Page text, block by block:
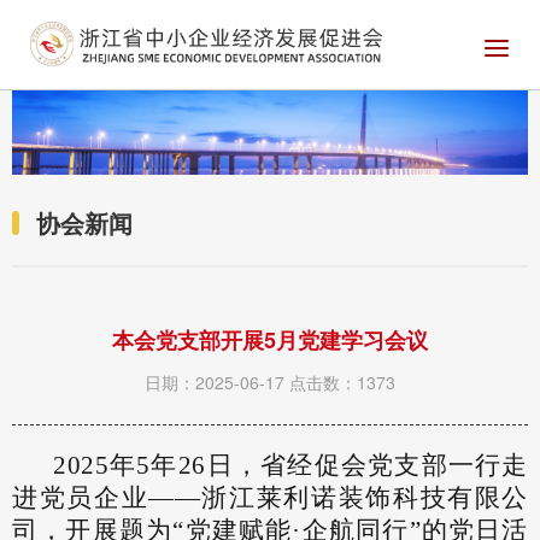
协会新闻
本会党支部开展5月党建学习会议
日期：2025-06-17 点击数：1373
2025年5年26日，省经促会党支部一行走
进党员企业——浙江莱利诺装饰科技有限公
司，开展题为“党建赋能·企航同行”的党日活